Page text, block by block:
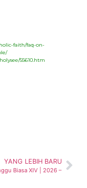
faith/faq-on-
55610.htm
YANG LEBIH BARU
Biasa XIV | 2026 –